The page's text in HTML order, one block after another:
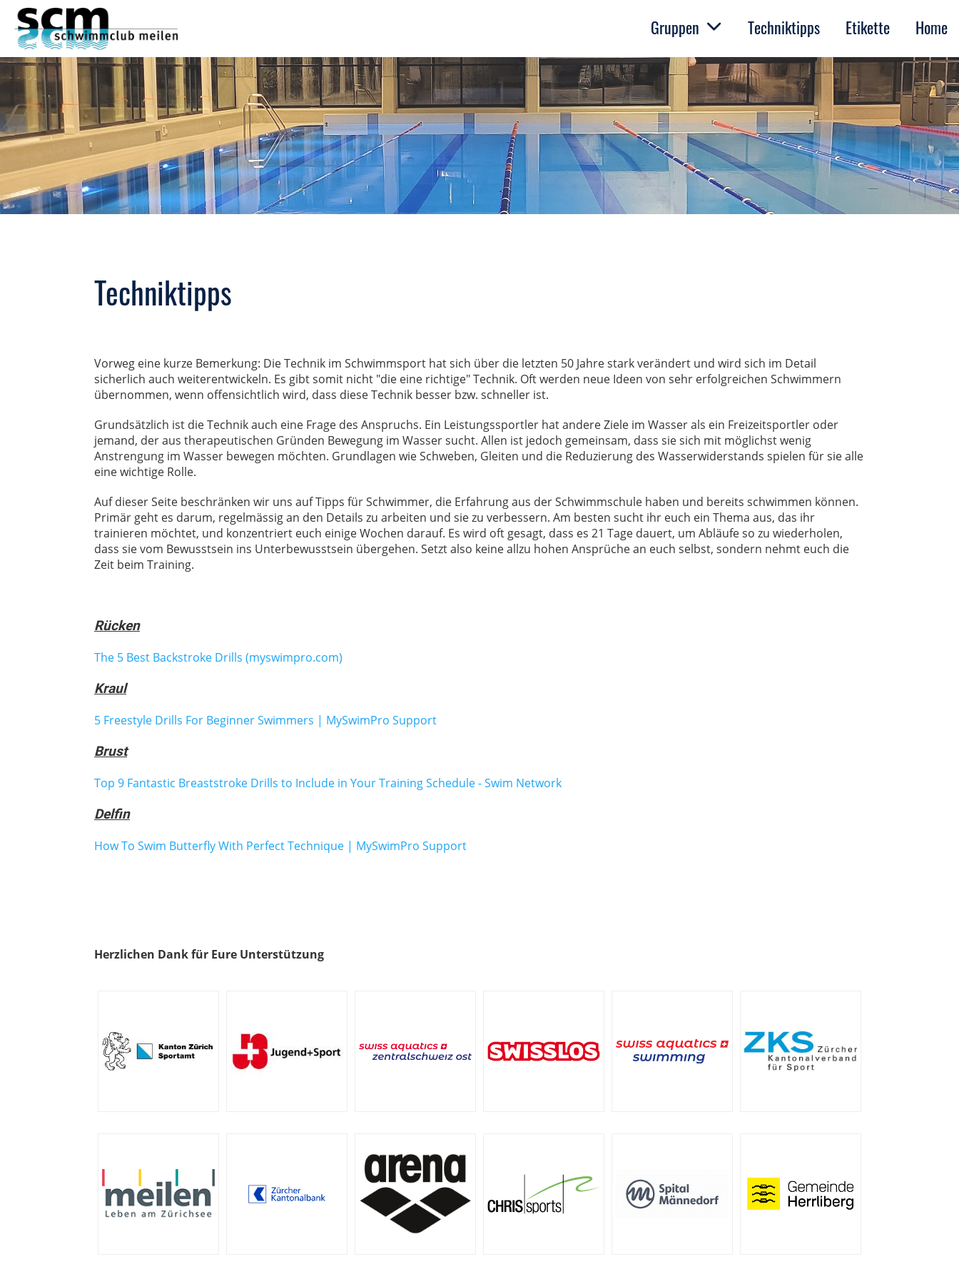
Gruppen Techniktipps Etikette Home
Techniktipps
Vorweg eine kurze Bemerkung: Die Technik im Schwimmsport hat sich über die letzten 50 Jahre stark verändert und wird sich im Detail
sicherlich auch weiterentwickeln. Es gibt somit nicht "die eine richtige" Technik. Oft werden neue Ideen von sehr erfolgreichen Schwimmern
übernommen, wenn offensichtlich wird, dass diese Technik besser bzw. schneller ist.
Grundsätzlich ist die Technik auch eine Frage des Anspruchs. Ein Leistungssportler hat andere Ziele im Wasser als ein Freizeitsportler oder
jemand, der aus therapeutischen Gründen Bewegung im Wasser sucht. Allen ist jedoch gemeinsam, dass sie sich mit möglichst wenig
Anstrengung im Wasser bewegen möchten. Grundlagen wie Schweben, Gleiten und die Reduzierung des Wasserwiderstands spielen für sie alle
eine wichtige Rolle.
Auf dieser Seite beschränken wir uns auf Tipps für Schwimmer, die Erfahrung aus der Schwimmschule haben und bereits schwimmen können.
Primär geht es darum, regelmässig an den Details zu arbeiten und sie zu verbessern. Am besten sucht ihr euch ein Thema aus, das ihr
trainieren möchtet, und konzentriert euch einige Wochen darauf. Es wird oft gesagt, dass es 21 Tage dauert, um Abläufe so zu wiederholen,
dass sie vom Bewusstsein ins Unterbewusstsein übergehen. Setzt also keine allzu hohen Ansprüche an euch selbst, sondern nehmt euch die
Zeit beim Training.
Rücken
The 5 Best Backstroke Drills (myswimpro.com)
Kraul
5 Freestyle Drills For Beginner Swimmers | MySwimPro Support
Brust
Top 9 Fantastic Breaststroke Drills to Include in Your Training Schedule - Swim Network
Delfin
How To Swim Butterfly With Perfect Technique | MySwimPro Support
Herzlichen Dank für Eure Unterstützung